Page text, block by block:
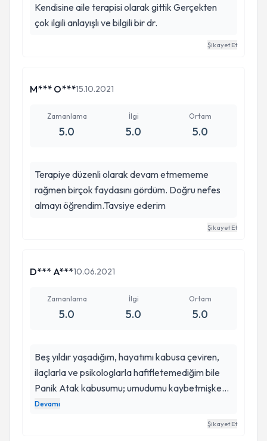
Kendisine aile terapisi olarak gittik Gerçekten
çok ilgili anlayışlı ve bilgili bir dr.
Şikayet Et
M*** O***15.10.2021
Zamanlama
5.0
İlgi
5.0
Ortam
5.0
Terapiye düzenli olarak devam etmememe
rağmen birçok faydasını gördüm. Doğru nefes
almayı öğrendim.Tavsiye ederim
Şikayet Et
D*** A***10.06.2021
Zamanlama
5.0
İlgi
5.0
Ortam
5.0
Beş yıldır yaşadığım, hayatımı kabusa çeviren,
ilaçlarla ve psikologlarla hafifletemediğim bile
Panik Atak kabusumu; umudumu kaybetmişken,
Sevda Hanım sayesinde nerdeyse tamamen
Devamı
Şikayet Et